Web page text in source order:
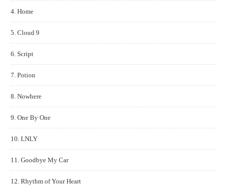
4. Home
5. Cloud 9
6. Script
7. Potion
8. Nowhere
9. One By One
10. LNLY
11. Goodbye My Car
12. Rhythm of Your Heart